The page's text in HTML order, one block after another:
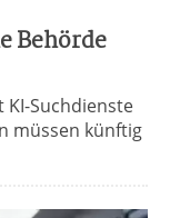
Behörde
Suchdienste
müssen künftig